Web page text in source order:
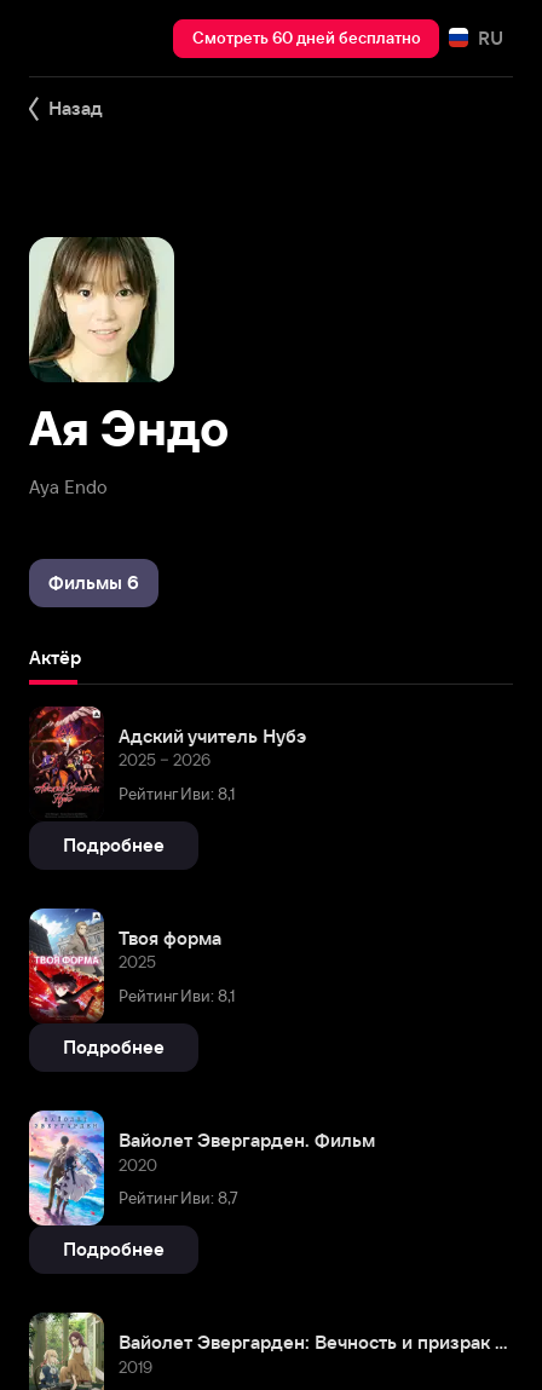
Смотреть 60 дней бесплатно RU
Назад
Aya Endo
Ая Эндо
Фильмы 6
Актёр
Адский учитель Нубэ
2025 – 2026
Рейтинг Иви: 8,1
Подробнее
Твоя форма
2025
Рейтинг Иви: 8,1
Подробнее
Вайолет Эвергарден. Фильм
2020
Рейтинг Иви: 8,7
Подробнее
Вайолет Эвергарден: Вечность и призрак пера
2019